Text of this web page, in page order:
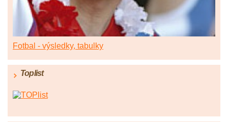
Fotbal - výsledky, tabulky
Toplist